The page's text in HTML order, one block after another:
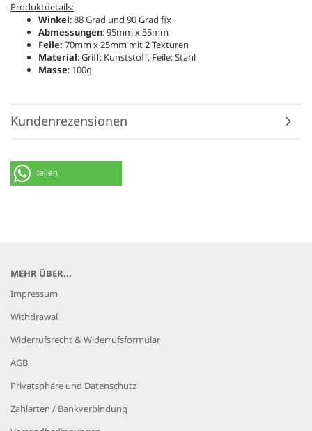
Produktdetails:
Winkel: 88 Grad und 90 Grad fix
Abmessungen: 95mm x 55mm
Feile: 70mm x 25mm mit 2 Texturen
Material: Griff: Kunststoff, Feile: Stahl
Masse: 100g
Kundenrezensionen
teilen
MEHR ÜBER...
Impressum
Withdrawal
Widerrufsrecht & Widerrufsformular
AGB
Privatsphäre und Datenschutz
Zahlarten / Bankverbindung